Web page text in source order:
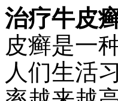
治疗牛皮
皮癣是一
人们生活